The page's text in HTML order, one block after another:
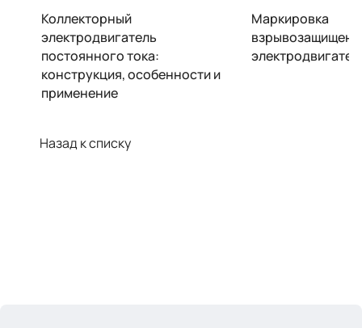
Коллекторный
электродвигатель
постоянного тока:
конструкция, особенности и
применение
Маркировка
Назад к списку